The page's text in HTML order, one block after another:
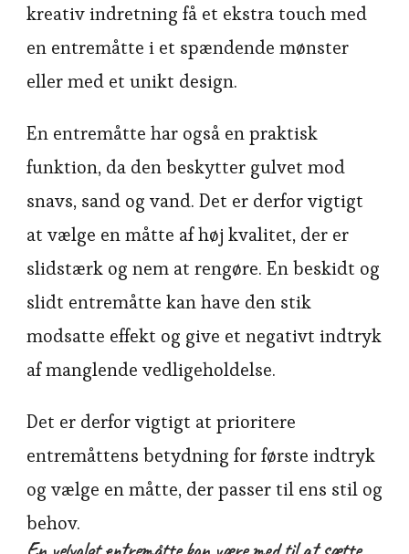
kreativ indretning få et ekstra touch med
en entremåtte i et spændende mønster
eller med et unikt design.
En entremåtte har også en praktisk
funktion, da den beskytter gulvet mod
snavs, sand og vand. Det er derfor vigtigt
at vælge en måtte af høj kvalitet, der er
slidstærk og nem at rengøre. En beskidt og
slidt entremåtte kan have den stik
modsatte effekt og give et negativt indtryk
af manglende vedligeholdelse.
Det er derfor vigtigt at prioritere
entremåttens betydning for første indtryk
og vælge en måtte, der passer til ens stil og
behov.